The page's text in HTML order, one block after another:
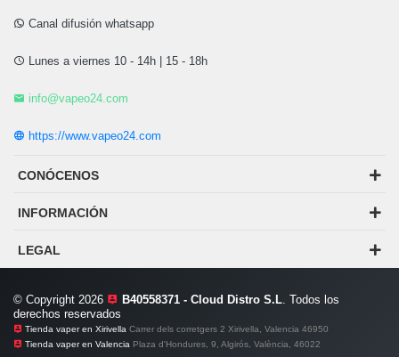
Canal difusión whatsapp
Lunes a viernes 10 - 14h | 15 - 18h
info@vapeo24.com
https://www.vapeo24.com
CONÓCENOS
INFORMACIÓN
LEGAL
© Copyright 2026 B40558371 - Cloud Distro S.L. Todos los
derechos reservados
Tienda vaper en Xirivella Carrer dels corretgers 2 Xirivella, Valencia 46950
Tienda vaper en Valencia Plaza d'Hondures, 9, Algirós, València, 46022